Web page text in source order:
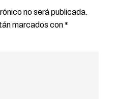
no será publicada.
marcados con*